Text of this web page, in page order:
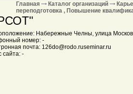
Главная Каталог организаций
переподготовка , Повышение
Набережные Челны, улица
номер: -
почта: 126do@rodo.ruseminar.ru
сайта: -